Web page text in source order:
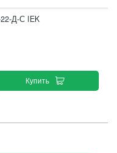
Д-С IEK
Купить